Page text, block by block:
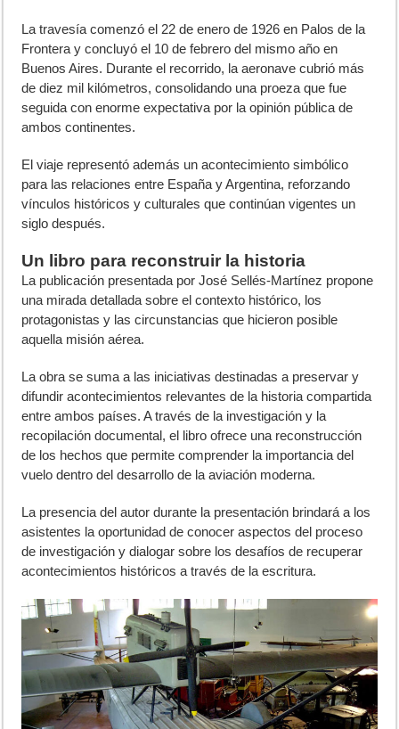
La travesía comenzó el 22 de enero de 1926 en Palos de la
Frontera y concluyó el 10 de febrero del mismo año en
Buenos Aires. Durante el recorrido, la aeronave cubrió más
de diez mil kilómetros, consolidando una proeza que fue
seguida con enorme expectativa por la opinión pública de
ambos continentes.
El viaje representó además un acontecimiento simbólico
para las relaciones entre España y Argentina, reforzando
vínculos históricos y culturales que continúan vigentes un
siglo después.
Un libro para reconstruir la historia
La publicación presentada por José Sellés-Martínez propone
una mirada detallada sobre el contexto histórico, los
protagonistas y las circunstancias que hicieron posible
aquella misión aérea.
La obra se suma a las iniciativas destinadas a preservar y
difundir acontecimientos relevantes de la historia compartida
entre ambos países. A través de la investigación y la
recopilación documental, el libro ofrece una reconstrucción
de los hechos que permite comprender la importancia del
vuelo dentro del desarrollo de la aviación moderna.
La presencia del autor durante la presentación brindará a los
asistentes la oportunidad de conocer aspectos del proceso
de investigación y dialogar sobre los desafíos de recuperar
acontecimientos históricos a través de la escritura.